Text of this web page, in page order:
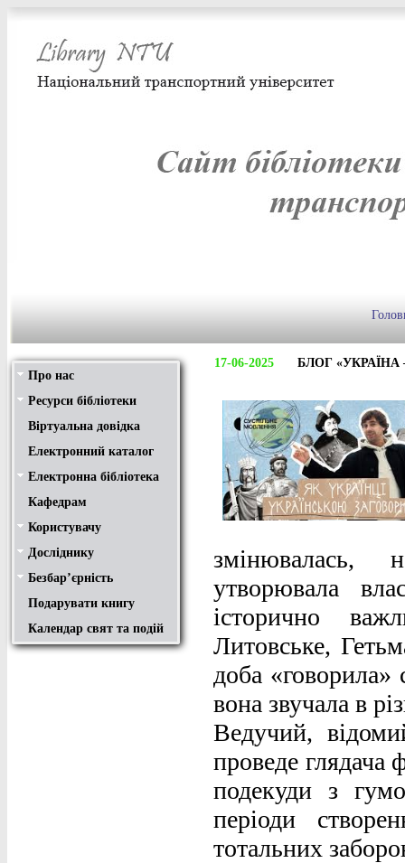
Про нас
Структура
Послуги
Графік роботи
Сторінки історії
Фотогалерея
Ресурси бібліотеки
Передплачені видання
Нові надходження
Видання бібліотеки
Віртуальні виставки
Віртуальна довідка
Електронний каталог
Електронна бібліотека
Положення
Доступ
Авторам
Пошук у ЕК. Інструкція
Кафедрам
Користувачу
Правила користування
Про обхідний лист
Медіатека "NMCBOOK"
Підручники онлайн
Путівник бібліотеками
Переходь на українську
Вивчаємо іноземну мову
Опис документів
Конференції НТУ
Досліднику
Законодавча база
Academic integrity
Плагіат
Локальний доступ
Ресурси вільного доступу
Наукова періодика
Бібліографічні менеджери
Безбар’єрність
Безбар’єрність це…
Путівник веб-ресурсами
Подарувати книгу
Календар свят та подій
17-06-2025 БЛОГ
змінювалась,
утворювала
історично
Литовське,
доба
вона звучала в
Ведучий,
проведе глядача
подекуди з
періоди
тотальних